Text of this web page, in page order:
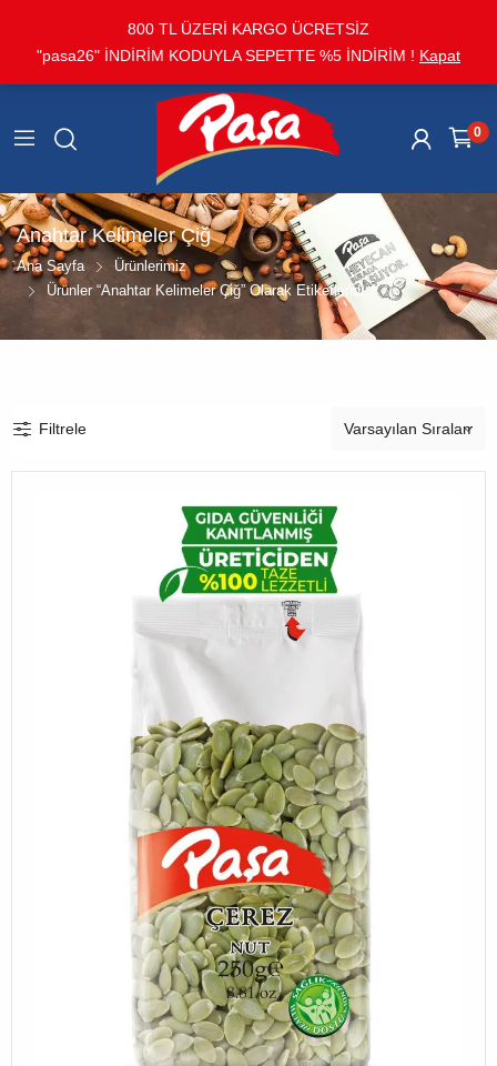
800 TL ÜZERİ KARGO ÜCRETSİZ
"pasa26" İNDİRİM KODUYLA SEPETTE %5 İNDİRİM ! Kapat
0
Anahtar Kelimeler Çiğ
Ana Sayfa
Ürünlerimiz
Ürünler “Anahtar Kelimeler Çiğ” Olarak Etiketlendi
Filtrele